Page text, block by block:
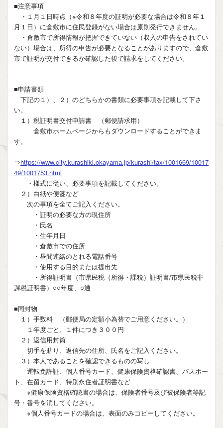
■注意事項
・１月１日時点（※令和８年度の証明が必要な場合は令和８年１
月１日）に倉敷市に住民登録がない場合は原則発行できません。
・倉敷市で所得情報が把握できていない（収入の申告をされてい
ない）場合は、所得の申告が必要となることがありますので、倉敷
市で証明が交付できるか確認した後で請求をしてください。
■申請書類
下記の１）、２）のどちらかの書類に必要事項を記載して下さ
い。
１）税証明書交付申請書 （郵便請求用）
倉敷市ホームページからもダウンロードすることができま
す。
⇒https://www.city.kurashiki.okayama.jp/kurashi/tax/1001669/10017
49/1001753.html
・様式に従い、必要事項を記載してください。
２）白紙や便箋など
次の事項を全てご記入ください。
・証明の必要な方の現住所
・氏名
・生年月日
・倉敷市での住所
・昼間連絡のとれる電話番号
・使用する目的または提出先
・所得証明書（市県民税（所得・課税）証明書/市県民税非
課税証明書）○○年度、○通
■同封物
１）手数料 （郵便局の定額小為替でご用意ください。）
１年度ごと、１件につき３００円
２）返信用封筒
切手を貼り、返信先の住所、氏名をご記入ください。
３）本人であることを確認できるものの写し
運転免許証、個人番号カード、健康保険資格確認書、パスポー
ト、在留カード、特別永住者証明書など
※健康保険資格確認書の場合は、保険者番号及び被保険者等記
号・番号を消してください。
※個人番号カードの場合は、表面のみコピーしてください。